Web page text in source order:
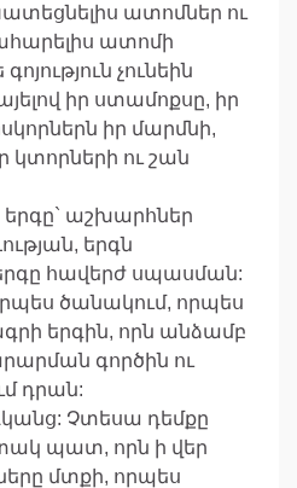
ատոմներ ու
ատոմի
չունեին
իր ստամոքսը, իր
իր մարմնի,
կտորների ու շան
երգը` աշխարհներ
երգն
հավերժ սպասման:
ծանակում, որպես
երգին, որն անձամբ
գործին ու
դրան:
Չտեսա դեմքը
պատ, որն ի վեր
մտքի, որպես